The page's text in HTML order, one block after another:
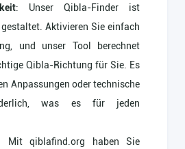
: Unser Qibla-Finder ist
Aktivieren Sie einfach
und unser Tool berechnet
Qibla-Richtung für Sie. Es
Anpassungen oder technische
was es für jeden
Mit qiblafind.org haben Sie